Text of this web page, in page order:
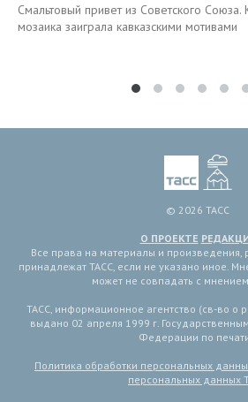
Смальтовый привет из Советского Союза.
мозаика заиграла кавказскими мотивами
© 2026 ТАСС
О ПРОЕКТЕ
Все права на материалы и произведения,
принадлежат ТАСС, если не указано иное.
может не совпадать с
ТАСС, информационное агентство (св-во о
выдано 02 апреля 1999 г.
Федерации по
Политика обработки персональных
персональных данных